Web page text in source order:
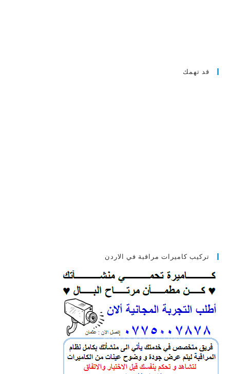
قد تهمك
تركيب كاميرات مراقبة في الاردن